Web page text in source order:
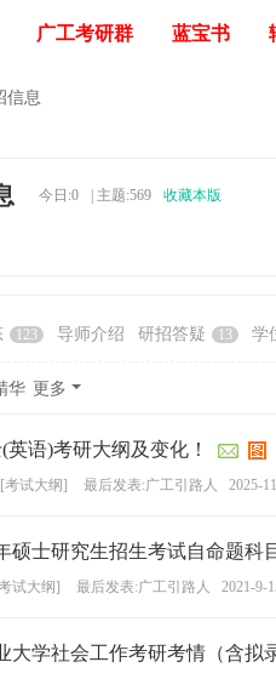
广工考研群 蓝宝书
信息
今日:0 主题:569 收藏本版
123 导师介绍 研招答疑 13 学
华 更多
英语)考研大纲及变化！
[考试大纲] 最后发表:广工引路人 2025-
硕士研究生招生考试自命题科
试大纲] 最后发表:广工引路人 2021-9-
大学社会工作考研考情（含拟